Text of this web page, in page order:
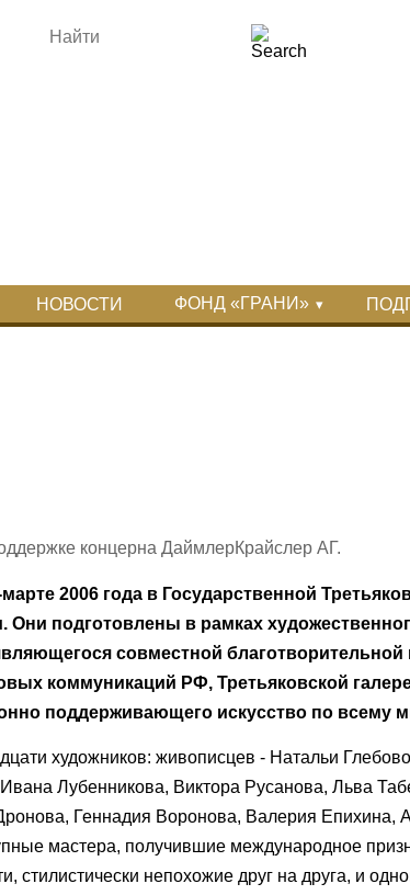
НОВОСТИ ФОНД «ГРАНИ»
концерна ДаймлерКрайслер АГ.
2006 года в Государственной
подготовлены в рамках
совместной
коммуникаций РФ, Третьяковской
поддерживающего искусство по всему
художников: живописцев - Натальи
Лубенникова, Виктора Русанова, Льва
Геннадия Воронова, Валерия Епихина,
мастера, получившие международное
стилистически непохожие друг на друга, и